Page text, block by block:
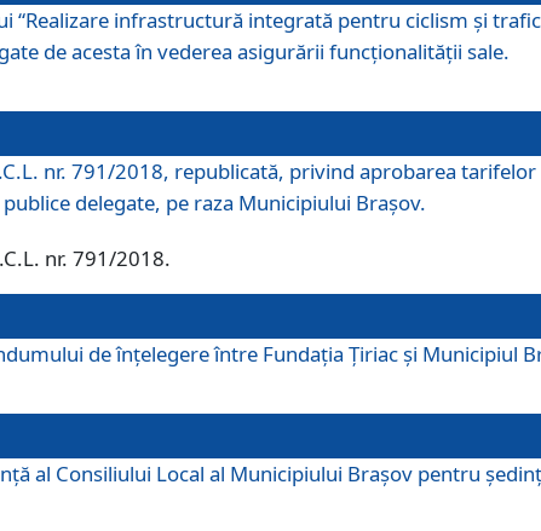
“Realizare infrastructură integrată pentru ciclism şi
de acesta în vederea asigurării funcționalității sale.
nr. 791/2018, republicată, privind aprobarea
delegate, pe raza Municipiului Brașov.
nr. 791/2018.
de înțelegere între Fundația Țiriac și Municipiul
al Consiliului Local al Municipiului Braşov pentru